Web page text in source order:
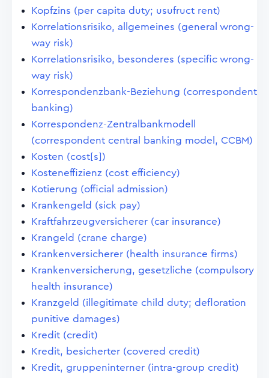
Kopfzins (per capita duty; usufruct rent)
Korrelationsrisiko, allgemeines (general wrong-
way risk)
Korrelationsrisiko, besonderes (specific wrong-
way risk)
Korrespondenzbank-Beziehung (correspondent
banking)
Korrespondenz-Zentralbankmodell
(correspondent central banking model, CCBM)
Kosten (cost[s])
Kosteneffizienz (cost efficiency)
Kotierung (official admission)
Krankengeld (sick pay)
Kraftfahrzeugversicherer (car insurance)
Krangeld (crane charge)
Krankenversicherer (health insurance firms)
Krankenversicherung, gesetzliche (compulsory
health insurance)
Kranzgeld (illegitimate child duty; defloration
punitive damages)
Kredit (credit)
Kredit, besicherter (covered credit)
Kredit, gruppeninterner (intra-group credit)